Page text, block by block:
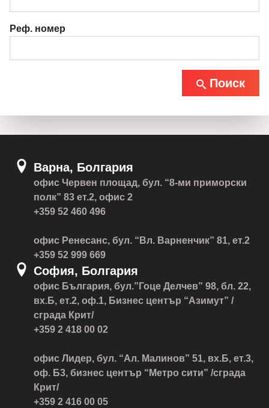
Реф. номер
Поиск
Варна, Болгария
офис Червен площад, бул. “8-ми приморски
полк” 83 ет.2, офис 2
+359 52 460 496
офис Ренесанс, бул. “Вл. Варненчик” 81, ет.2
+359 52 999 669
София, Болгария
офис България, бул.”Гоце Делчев” 98, бл. 22,
вх.Б, ет.2, оф.1, Бизнес център “Азимут” /
сграда Крит/
+359 2 418 00 02
офис Лидер, бул. “Ал. Малинов” 51, вх.Б, ет.3,
оф. Б3, бизнес център “Метро сити” /сграда
Крит/
+359 2 416 00 05